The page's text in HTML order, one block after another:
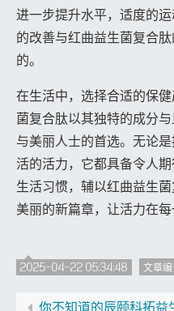
进一步提升水平，适度的
的改善与红曲益生菌复合
的。
在生活中，选择合适的保
菌复合肽以其独特的成分
与美丽人士的首选。无论
活的活力，它都具备令人
生活习惯，辅以红曲益生
美丽的新篇章，让活力在每
2025-04-22 05:34:48 文章编